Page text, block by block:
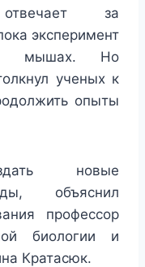
за
эксперимент
мышах. Но
ученых к
опыты
новые
объяснил
профессор
биологии и
Кратасюк.